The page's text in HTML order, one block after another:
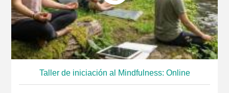
Taller de iniciación al Mindfulness: Online